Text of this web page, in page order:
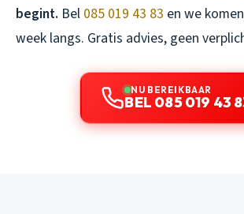
begint. Bel 085 019 43 83 en we
week langs. Gratis advies, geen
NU BEREIKBAAR
BEL 085 019 43